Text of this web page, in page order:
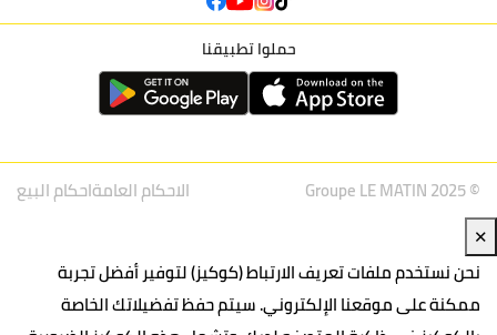
حملوا تطبيقنا
© Groupe LE MATIN 2025 الاحكام العامةاحكام البيع
✕
نحن نستخدم ملفات تعريف الارتباط (كوكيز) لتوفير أفضل تجربة
ممكنة على موقعنا الإلكتروني. سيتم حفظ تفضيلاتك الخاصة